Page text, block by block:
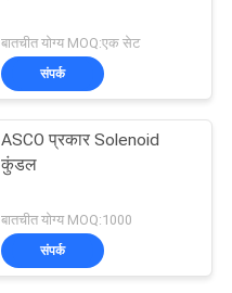
बातचीत योग्य MOQ:एक सेट
संपर्क
ASCO प्रकार Solenoid
कुंडल
बातचीत योग्य MOQ:1000
संपर्क